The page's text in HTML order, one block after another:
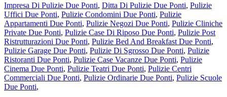
Impresa Di Pulizie Due Ponti, Ditta Di Pulizie Due Ponti, Pulizie
Uffici Due Ponti, Pulizie Condomini Due Ponti, Pulizie
Appartamenti Due Ponti, Pulizie Negozi Due Ponti, Pulizie Cliniche
Private Due Ponti, Pulizie Case Di Riposo Due Ponti, Pulizie Post
Ristrutturazioni Due Ponti, Pulizie Bed And Breakfast Due Ponti,
Pulizie Garage Due Ponti, Pulizie Di Sgrosso Due Ponti, Pulizie
Ristoranti Due Ponti, Pulizie Case Vacanze Due Ponti, Pulizie
Cinema Due Ponti, Pulizie Teatri Due Ponti, Pulizie Centri
Commerciali Due Ponti, Pulizie Ordinarie Due Ponti, Pulizie Scuole
Due Ponti,